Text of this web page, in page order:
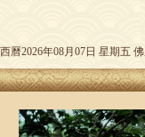
西曆2026年08月07日 星期五